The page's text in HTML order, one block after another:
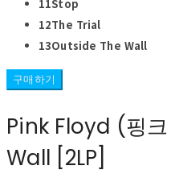
11Stop
12The Trial
13Outside The Wall
구매하기
Pink Floyd (핑
Wall [2LP]